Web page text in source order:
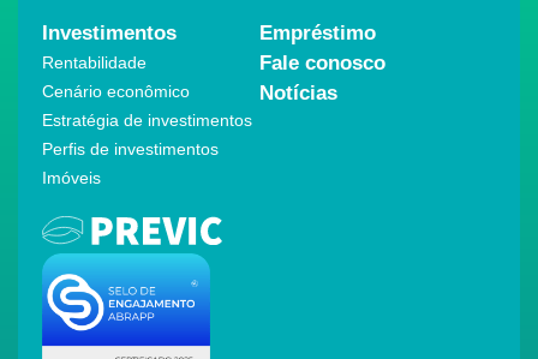
Investimentos
Rentabilidade
Cenário econômico
Estratégia de investimentos
Perfis de investimentos
Imóveis
Empréstimo
Fale conosco
Notícias